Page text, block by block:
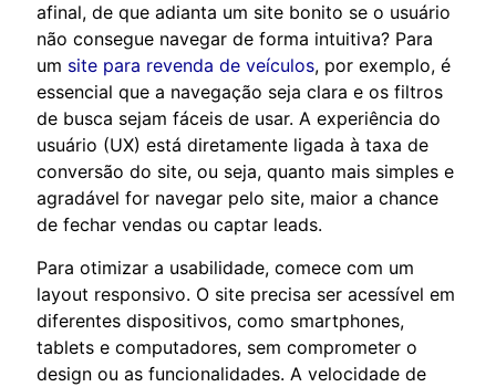
afinal, de que adianta um site bonito se o usuário
não consegue navegar de forma intuitiva? Para
um site para revenda de veículos, por exemplo, é
essencial que a navegação seja clara e os filtros
de busca sejam fáceis de usar. A experiência do
usuário (UX) está diretamente ligada à taxa de
conversão do site, ou seja, quanto mais simples e
agradável for navegar pelo site, maior a chance
de fechar vendas ou captar leads.
Para otimizar a usabilidade, comece com um
layout responsivo. O site precisa ser acessível em
diferentes dispositivos, como smartphones,
tablets e computadores, sem comprometer o
design ou as funcionalidades. A velocidade de